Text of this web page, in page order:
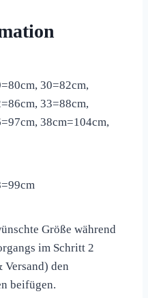
30=82cm,
33=88cm,
38cm=104cm,
Größe während
im Schritt 2
Versand) den
beifügen.